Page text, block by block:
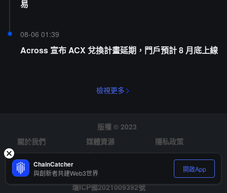
易
08-06 01:39
Across 宣布 ACX 兌換計畫延期，門戶預計 8 月底上線
檢視更多
版權 © 2023
關於我們
媒體資源
隱私政策
風險提示
徵才
瓊ICP備2021009392號
ChainCatcher
與創新者共建Web3世界 開啟App